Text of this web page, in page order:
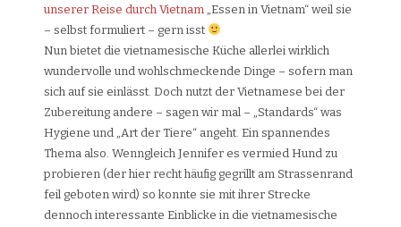
unserer Reise durch Vietnam „Essen in Vietnam“ weil sie
– selbst formuliert – gern isst
Nun bietet die vietnamesische Küche allerlei wirklich
wundervolle und wohlschmeckende Dinge – sofern man
sich auf sie einlässt. Doch nutzt der Vietnamese bei der
Zubereitung andere – sagen wir mal – „Standards“ was
Hygiene und „Art der Tiere“ angeht. Ein spannendes
Thema also. Wenngleich Jennifer es vermied Hund zu
probieren (der hier recht häufig gegrillt am Strassenrand
feil geboten wird) so konnte sie mit ihrer Strecke
dennoch interessante Einblicke in die vietnamesische